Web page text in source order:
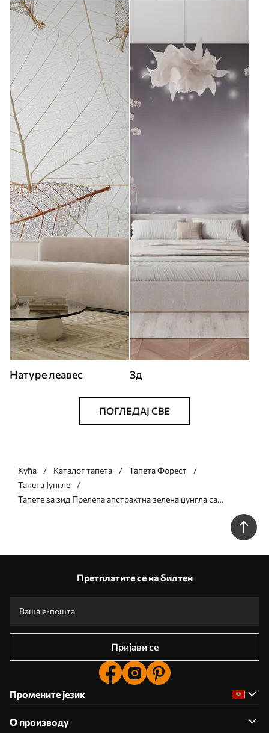
Натуре леавес 3д
ПОГЛЕДАЈ СВЕ
Кућа Каталог тапета
Тапета Форест
Тапета Јунгле
Тапете за зид Прелепа апстрактна зелена џунгла са
Претплатите се на билтен
Пријави се
Промените језик
О производу